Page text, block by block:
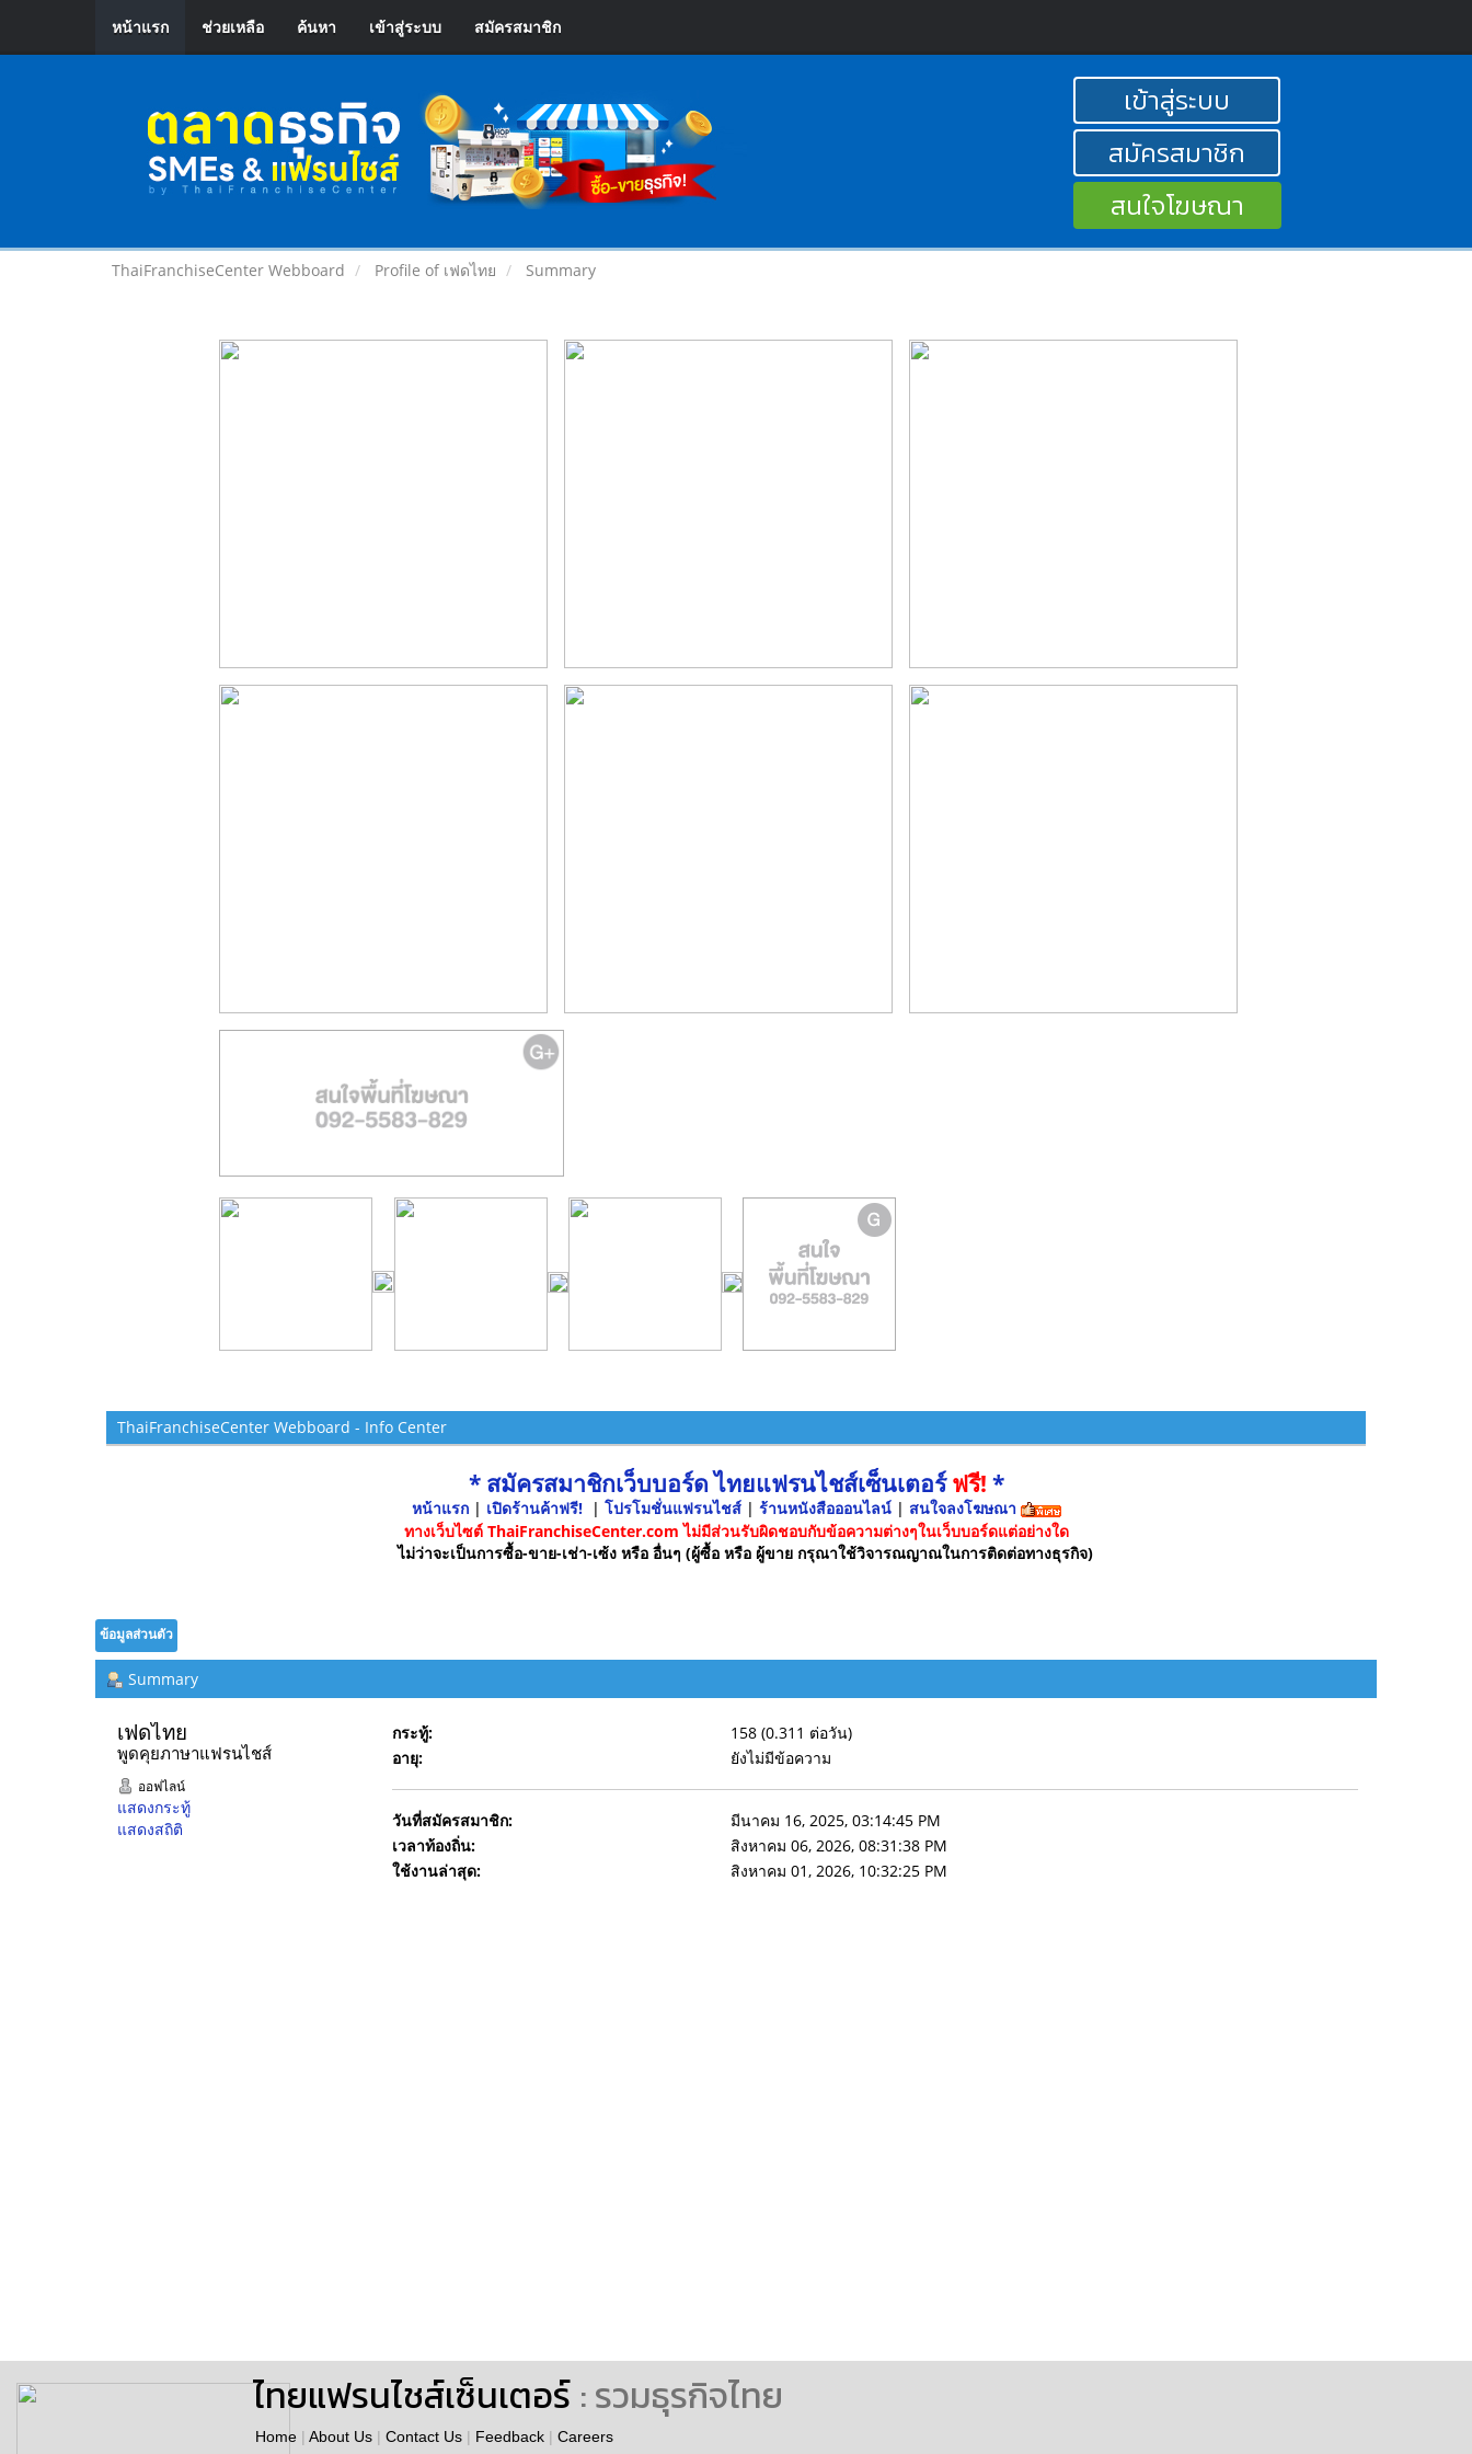
หน้าแรก ช่วยเหลือ ค้นหา เข้าสู่ระบบ สมัครสมาชิก
เข้าสู่ระบบ
สมัครสมาชิก
สนใจโฆษณา
ThaiFranchiseCenter Webboard Profile of เฟดไทย Summary
ThaiFranchiseCenter Webboard - Info Center
* สมัครสมาชิกเว็บบอร์ด ไทยแฟรนไชส์เซ็นเตอร์ฟรี! *
หน้าแรก| เปิดร้านค้าฟรี! | โปรโมชั่นแฟรนไชส์ | ร้านหนังสือออนไลน์ | สนใจลงโฆษณา
ทางเว็บไซต์ ThaiFranchiseCenter.com ไม่มีส่วนรับผิดชอบกับข้อความต่างๆในเว็บบอร์ดแต่อย่างใด
ไม่ว่าจะเป็นการซื้อ-ขาย-เช่า-เซ้ง หรือ อื่นๆ (ผู้ซื้อ หรือ ผู้ขาย กรุณาใช้วิจารณญาณในการติดต่อทางธุรกิจ)
ข้อมูลส่วนตัว
Summary
เฟดไทย
พูดคุยภาษาแฟรนไชส์
ออฟไลน์
แสดงกระทู้
แสดงสถิติ
กระทู้:
158 (0.311 ต่อวัน)
อายุ:
ยังไม่มีข้อความ
วันที่สมัครสมาชิก:
มีนาคม 16, 2025, 03:14:45 PM
เวลาท้องถิ่น:
สิงหาคม 06, 2026, 08:31:38 PM
ใช้งานล่าสุด:
สิงหาคม 01, 2026, 10:32:25 PM
ไทยแฟรนไชส์เซ็นเตอร์ : รวมธุรกิจไทย
Home | About Us | Contact Us | Feedback | Careers